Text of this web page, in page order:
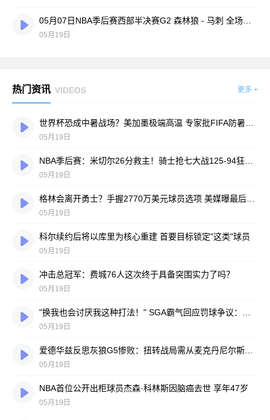
05月19日
热门资讯 VIDEOS 更多 +
05月19日
05月19日
05月19日
科尔续约后将以库里为核心重建 首要目标锁定"这类"球员
05月19日
冲击总冠军：费城76人这次终于具备突围实力了吗？
05月19日
05月19日
05月19日
NBA首位公开出柜球员杰森·科林斯因脑癌去世 享年47岁
05月19日